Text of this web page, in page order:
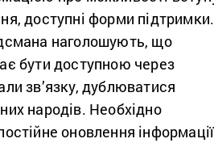
доступні форми підтримки.
наголошують, що
бути доступною через
зв’язку, дублюватися
народів. Необхідно
оновлення інформації